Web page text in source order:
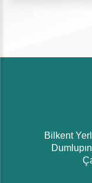
Bilkent